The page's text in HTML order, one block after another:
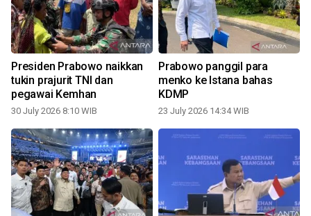
Presiden Prabowo naikkan
tukin prajurit TNI dan
pegawai Kemhan
30 July 2026 8:10 WIB
Prabowo panggil para
menko ke Istana bahas
KDMP
23 July 2026 14:34 WIB